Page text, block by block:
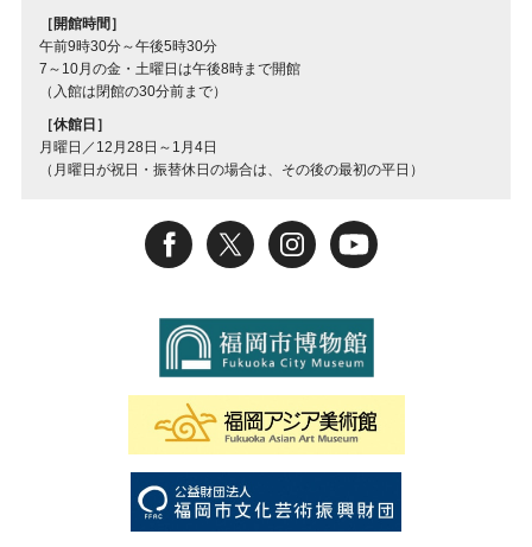
［開館時間］
午前9時30分～午後5時30分
7～10月の金・土曜日は午後8時まで開館
（入館は閉館の30分前まで）
［休館日］
月曜日／12月28日～1月4日
（月曜日が祝日・振替休日の場合は、その後の最初の平日）